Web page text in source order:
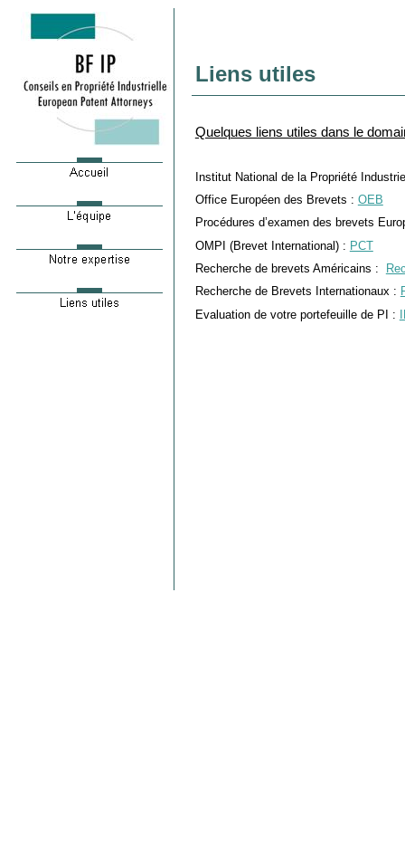
Quelques liens utiles dans le
Institut National de la Propriété
Office Européen des Brevets : OEB
Procédures d’examen des brevets
OMPI (Brevet International) : PCT
Recherche de brevets Américains :
Recherche de Brevets Internationaux :
Evaluation de votre portefeuille de PI :
Liens utiles